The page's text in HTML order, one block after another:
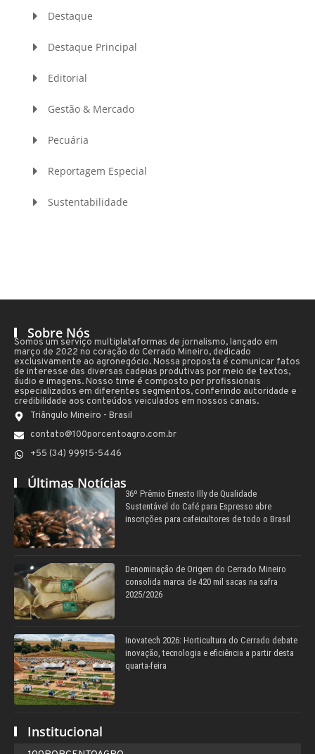
Destaque
Destaque Principal
Editorial
Gestão & Mercado
Pecuária
Reportagem Especial
Sustentabilidade
Sobre Nós
Somos um serviço multiplataformas de jornalismo, lançado em
março de 2022 no coração do Cerrado Mineiro, dedicado
exclusivamente ao agronegócio. Nossa proposta é comunicar fatos
de interesse das diversas cadeias produtivas por meio de textos,
áudio e imagens. Nosso time é composto por profissionais
especializados em diferentes segmentos, conferindo autoridade e
credibilidade aos conteúdos veiculados em nossos canais.
Triângulo Mineiro - Brasil
contato@100porcentoagro.com.br
+55 (34) 99915-5446
Últimas Notícias
36º Prêmio Ernesto Illy de Qualidade
Sustentável do Café para Espresso abre
inscrições para cafeicultores de todo o Brasil
Denominação de Origem do Cerrado Mineiro
consolida marca de 420 mil sacas na safra
2025/2026
Inovatech 2026: Horticultura do Cerrado debate
inovação, tecnologia e eficiência a partir desta
quarta-feira
Institucional